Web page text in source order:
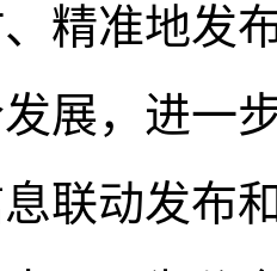
精准地发
展， 进一
联动发布